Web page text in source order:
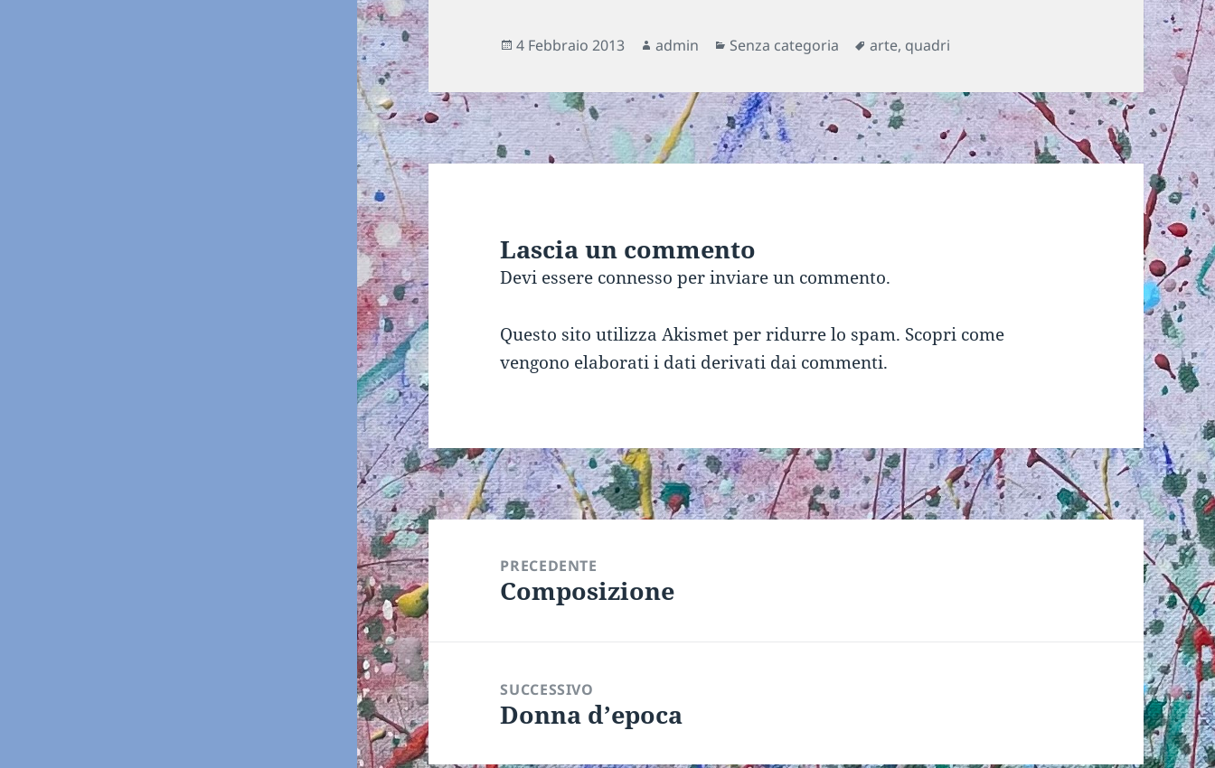
Scritto
4 Febbraio 2013 Autore
admin Categorie
Senza categoria Tag
arte, quadri
Lascia un commento
Devi essere connesso per inviare un commento.
Questo sito utilizza Akismet per ridurre lo spam. Scopri come
vengono elaborati i dati derivati dai commenti.
Navigazione
articoli
PRECEDENTE
Articolo
Composizione
SUCCESSIVO
Articolo
Donna d’epoca